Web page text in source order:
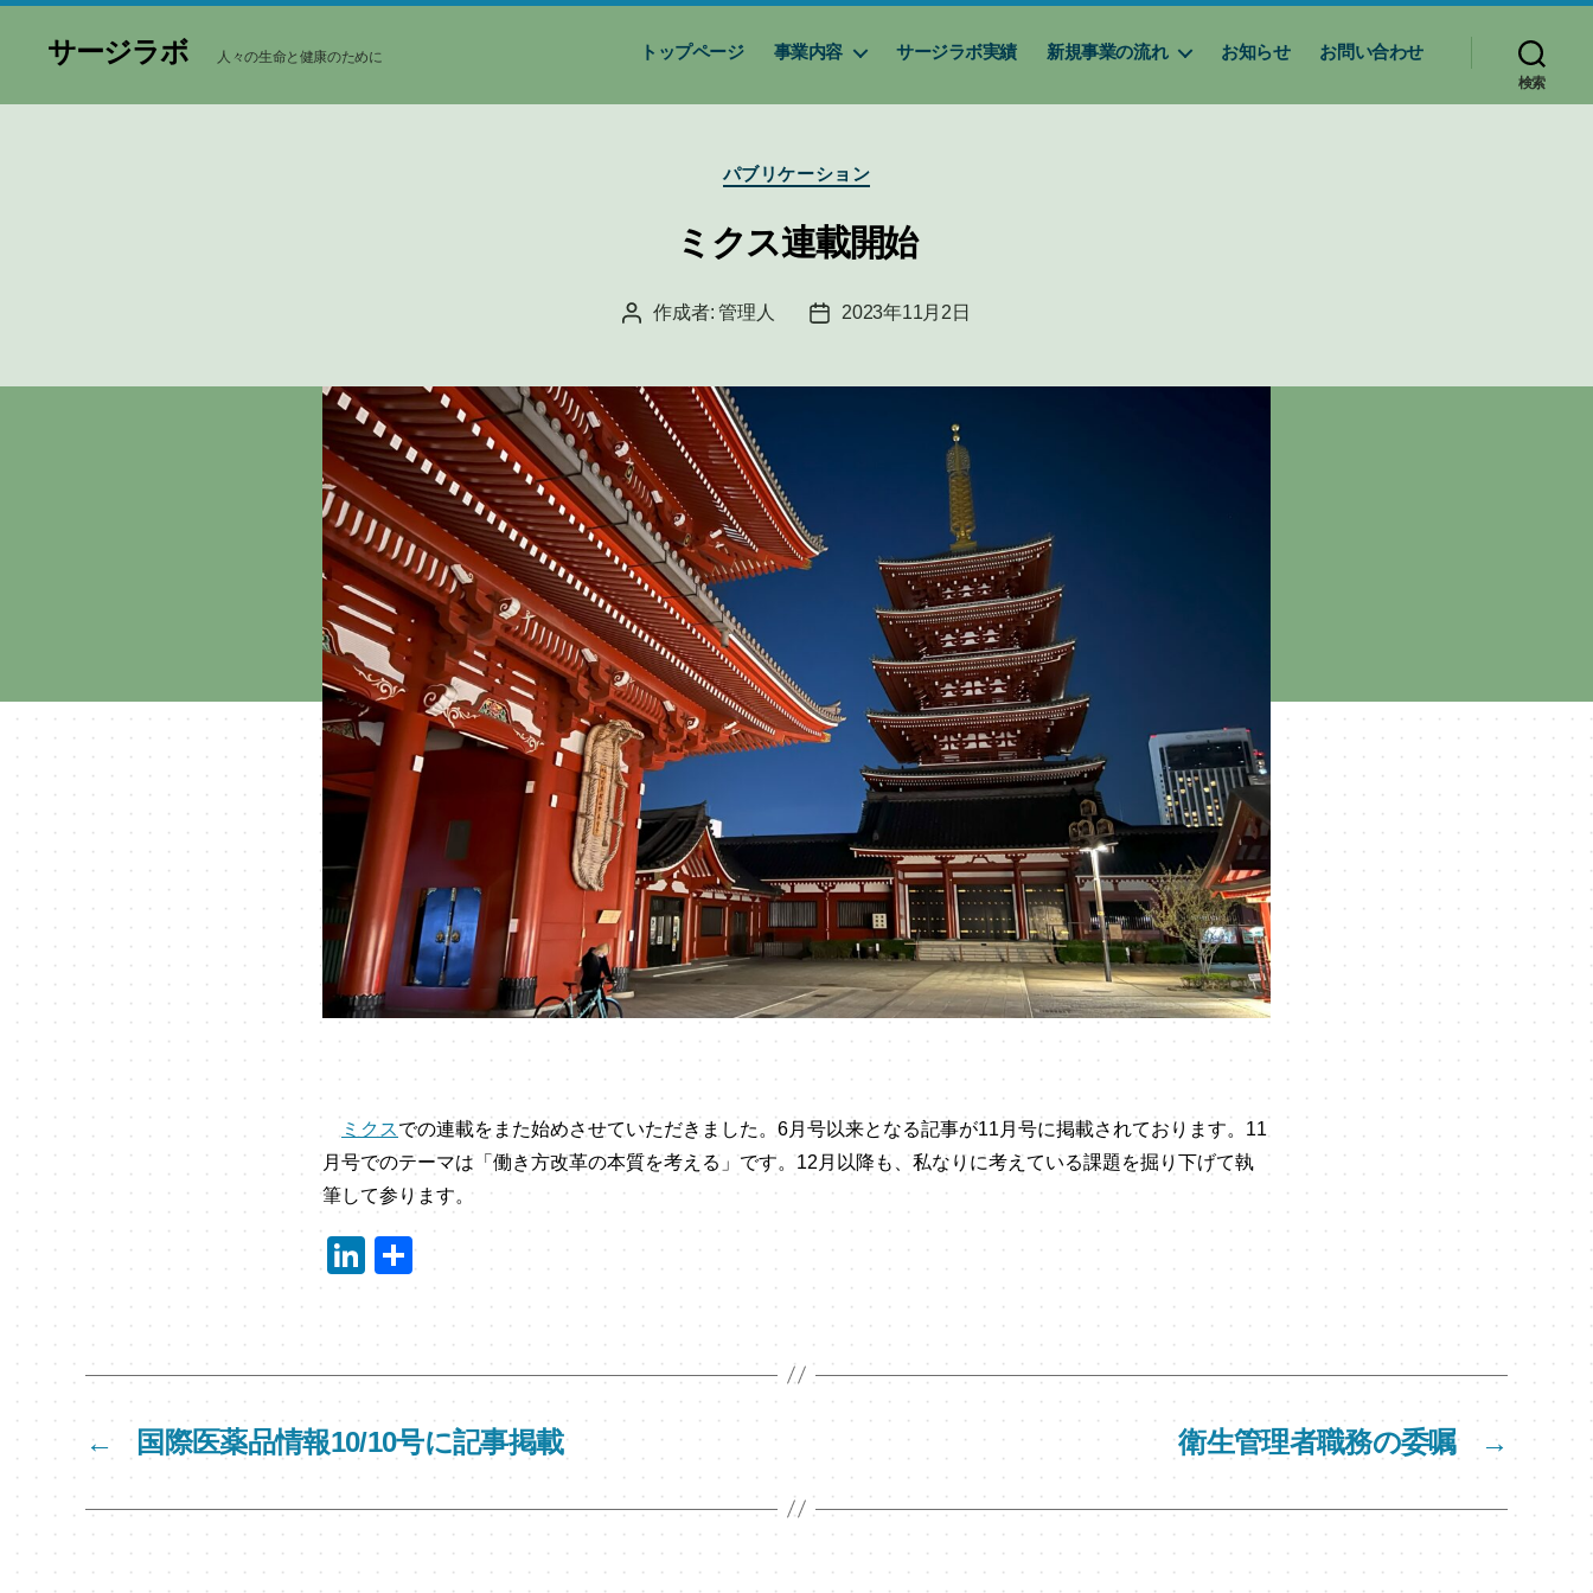
サージラボ 人々の生命と健康のために トップページ 事業内容 サージラボ実績 新規事業の流れ お知らせ お問い合わせ
検索
テ
リ
ー
パブリケーション
ミクス連載開始
投
作成者:管理人
投
2023年11月2日
ミクスでの連載をまた始めさせていただきました。6月号以来となる記事が11月号に掲載されております。11
月号でのテーマは「働き方改革の本質を考える」です。12月以降も、私なりに考えている課題を掘り下げて執
筆して参ります。
Li
n
k
e
dI
n
共
有
← 国際医薬品情報10/10号に記事掲載 →
衛生管理者職務の委嘱